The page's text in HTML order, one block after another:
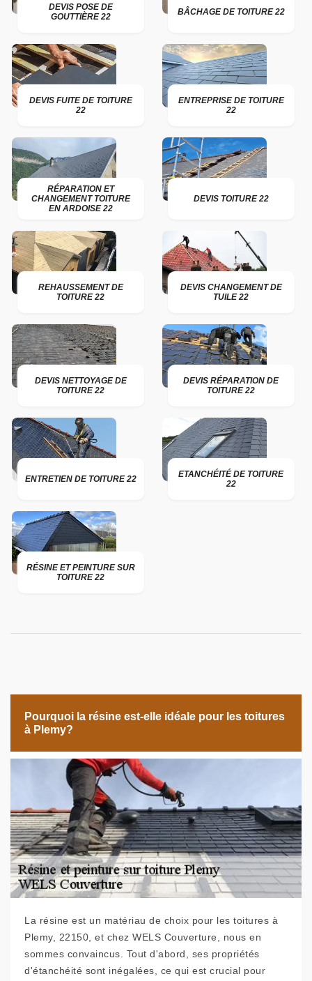
DEVIS POSE DE
GOUTTIÈRE 22
BÂCHAGE DE TOITURE 22
DEVIS FUITE DE TOITURE
22
ENTREPRISE DE TOITURE
22
RÉPARATION ET
CHANGEMENT TOITURE
EN ARDOISE 22
DEVIS TOITURE 22
REHAUSSEMENT DE
TOITURE 22
DEVIS CHANGEMENT DE
TUILE 22
DEVIS NETTOYAGE DE
TOITURE 22
DEVIS RÉPARATION DE
TOITURE 22
ENTRETIEN DE TOITURE 22
ETANCHÉITÉ DE TOITURE
22
RÉSINE ET PEINTURE SUR
TOITURE 22
Pourquoi la résine est-elle idéale pour les toitures
à Plemy?
La résine est un matériau de choix pour les toitures à
Plemy, 22150, et chez WELS Couverture, nous en
sommes convaincus. Tout d'abord, ses propriétés
d'étanchéité sont inégalées, ce qui est crucial pour